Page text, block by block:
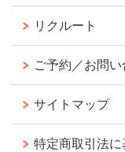
リクルート
ご予約／お問
サイトマップ
特定商取引法